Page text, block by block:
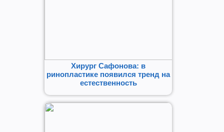
Хирург Сафонова: в
ринопластике появился тренд на
естественность